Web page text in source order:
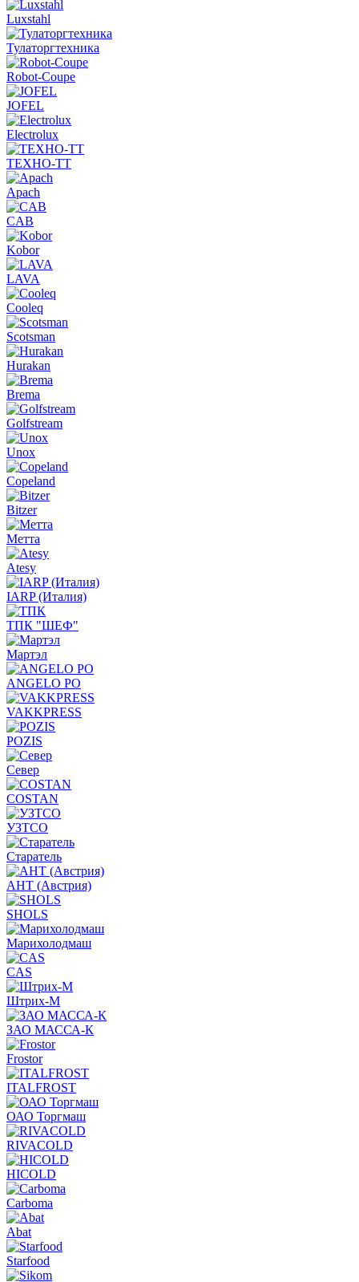
Luxstahl
Тулаторгтехника
Robot-Coupe
JOFEL
Electrolux
ТЕХНО-ТТ
Apach
CAB
Kobor
LAVA
Cooleq
Scotsman
Hurakan
Brema
Golfstream
Unox
Copeland
Bitzer
Метта
Atesy
IARP (Италия)
ТПК "ШЕФ"
Мартэл
ANGELO PO
VAKKPRESS
POZIS
Север
COSTAN
УЗТСО
Старатель
АНТ (Австрия)
SHOLS
Марихолодмаш
CAS
Штрих-М
ЗАО МАССА-К
Frostor
ITALFROST
ОАО Торгмаш
RIVACOLD
HICOLD
Carboma
Abat
Starfood